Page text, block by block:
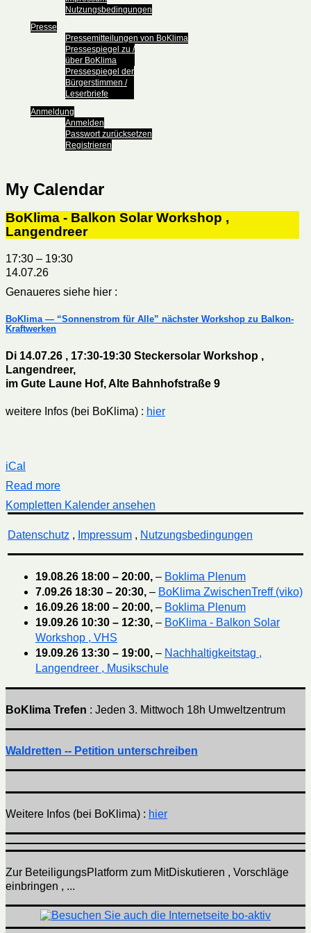
Nutzungsbedingungen
Presse
Pressemitteilungen von BoKlima
Pressespiegel zu /
über BoKlima
Pressespiegel der
Bürgerstimmen /
Leserbriefe
Anmeldung
Anmelden
Passwort zurücksetzen
Registrieren
My Calendar
BoKlima - Balkon Solar Workshop ,
Langendreer
17:30 – 19:30
14.07.26
Genaueres siehe hier :
BoKlima — “Sonnenstrom für Alle” nächster Workshop zu Balkon-
Kraftwerken
Di 14.07.26 , 17:30-19:30 Steckersolar Workshop ,
Langendreer,
im Gute Laune Hof, Alte Bahnhofstraße 9
weitere Infos (bei BoKlima) : hier
iCal
Read more
Kompletten Kalender ansehen
Datenschutz , Impressum, Nutzungsbedingungen
19.08.26 18:00 – 20:00, – Boklima Plenum
7.09.26 18:30 – 20:30, – BoKlima ZwischenTreff (viko)
16.09.26 18:00 – 20:00, – Boklima Plenum
19.09.26 10:30 – 12:30, – BoKlima - Balkon Solar
Workshop , VHS
19.09.26 13:30 – 19:00, – Nachhaltigkeitstag ,
Langendreer , Musikschule
BoKlima Trefen : Jeden 3. Mittwoch 18h Umweltzentrum
Waldretten -- Petition unterschreiben
Weitere Infos (bei BoKlima) : hier
Zur BeteiligungsPlatform zum MitDiskutieren , Vorschläge
einbringen , ...